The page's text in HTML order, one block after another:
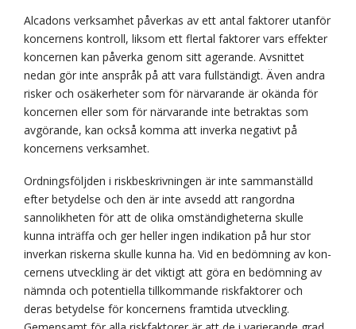
Alcadons verksamhet påverkas av ett antal faktorer utanför
koncernens kontroll, liksom ett flertal faktorer vars effekter
koncernen kan påverka genom sitt agerande. Avsnittet
nedan gör inte anspråk på att vara fullständigt. Även andra
risker och osäkerheter som för närvarande är okända för
koncernen eller som för närvarande inte betraktas som
avgörande, kan också komma att inverka negativt på
koncernens verksamhet.
Ordningsföljden i riskbeskrivningen är inte sammanställd
efter betydelse och den är inte avsedd att rangordna
sannolikheten för att de olika omständigheterna skulle
kunna inträffa och ger heller ingen indikation på hur stor
inverkan riskerna skulle kunna ha. Vid en bedömning av kon­
cernens utveckling är det viktigt att göra en bedömning av
nämnda och potentiella tillkommande riskfaktorer och
deras betydelse för koncernens framtida utveckling.